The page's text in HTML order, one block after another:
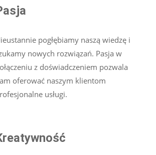
pogłębiamy naszą wiedzę i
nowych rozwiązań. Pasja w
z doświadczeniem pozwala
oferować naszym klientom
usługi.